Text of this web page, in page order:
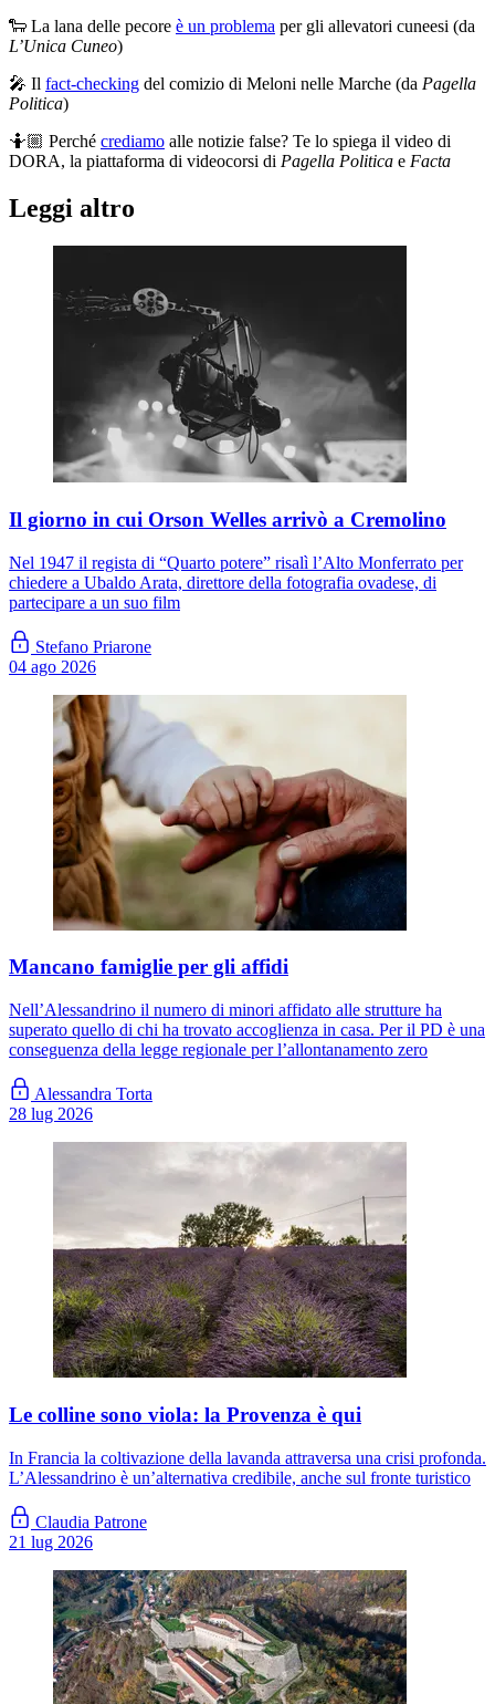
🐑 La lana delle pecore è un problema per gli allevatori cuneesi (da
L’Unica Cuneo)
🎤 Il fact-checking del comizio di Meloni nelle Marche (da Pagella
Politica)
🤷🏼 Perché crediamo alle notizie false? Te lo spiega il video di
DORA, la piattaforma di videocorsi di Pagella Politica e Facta
Leggi altro
Il giorno in cui Orson Welles arrivò a Cremolino
Nel 1947 il regista di “Quarto potere” risalì l’Alto Monferrato per
chiedere a Ubaldo Arata, direttore della fotografia ovadese, di
partecipare a un suo film
Stefano Priarone
04 ago 2026
Mancano famiglie per gli affidi
Nell’Alessandrino il numero di minori affidato alle strutture ha
superato quello di chi ha trovato accoglienza in casa. Per il PD è una
conseguenza della legge regionale per l’allontanamento zero
Alessandra Torta
28 lug 2026
Le colline sono viola: la Provenza è qui
In Francia la coltivazione della lavanda attraversa una crisi profonda.
L’Alessandrino è un’alternativa credibile, anche sul fronte turistico
Claudia Patrone
21 lug 2026